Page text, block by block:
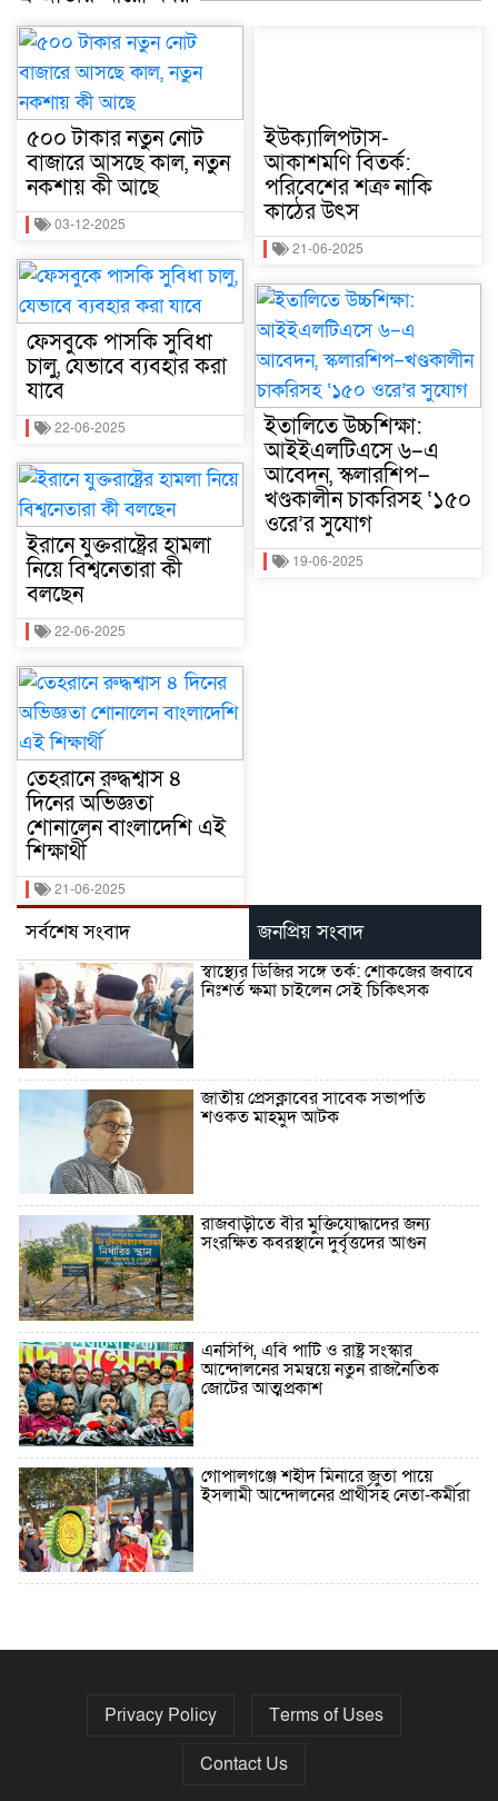
৫০০ টাকার নতুন নোট
বাজারে আসছে কাল, নতুন
নকশায় কী আছে
03-12-2025
ফেসবুকে পাসকি সুবিধা
চালু, যেভাবে ব্যবহার করা
যাবে
22-06-2025
ইরানে যুক্তরাষ্ট্রের হামলা
নিয়ে বিশ্বনেতারা কী
বলছেন
22-06-2025
তেহরানে রুদ্ধশ্বাস ৪
দিনের অভিজ্ঞতা
শোনালেন বাংলাদেশি এই
শিক্ষার্থী
21-06-2025
ইউক্যালিপটাস-
আকাশমণি বিতর্ক:
পরিবেশের শত্রু নাকি
কাঠের উৎস
21-06-2025
ইতালিতে উচ্চশিক্ষা:
আইইএলটিএসে ৬–এ
আবেদন, স্কলারশিপ–
খণ্ডকালীন চাকরিসহ ‘১৫০
ওরে’র সুযোগ
19-06-2025
সর্বশেষ সংবাদ জনপ্রিয় সংবাদ
স্বাস্থ্যের ডিজির সঙ্গে তর্ক: শোকজের জবাবে
নিঃশর্ত ক্ষমা চাইলেন সেই চিকিৎসক
জাতীয় প্রেসক্লাবের সাবেক সভাপতি
শওকত মাহমুদ আটক
রাজবাড়ীতে বীর মুক্তিযোদ্ধাদের জন্য
সংরক্ষিত কবরস্থানে দুর্বৃত্তদের আগুন
এনসিপি, এবি পার্টি ও রাষ্ট্র সংস্কার
আন্দোলনের সমন্বয়ে নতুন রাজনৈতিক
জোটের আত্মপ্রকাশ
গোপালগঞ্জে শহীদ মিনারে জুতা পায়ে
ইসলামী আন্দোলনের প্রার্থীসহ নেতা-কর্মীরা
নির্বাচনের তফসিল ৮-১৫ ডিসেম্বরের মধ্যে
Privacy Policy
Terms of Uses
Contact Us